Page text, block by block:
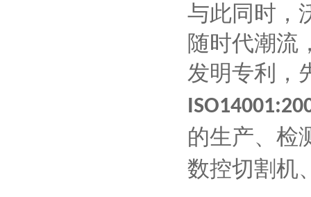
与此同时，
随时代潮流
发明专利，
的生产、检
数控切割机